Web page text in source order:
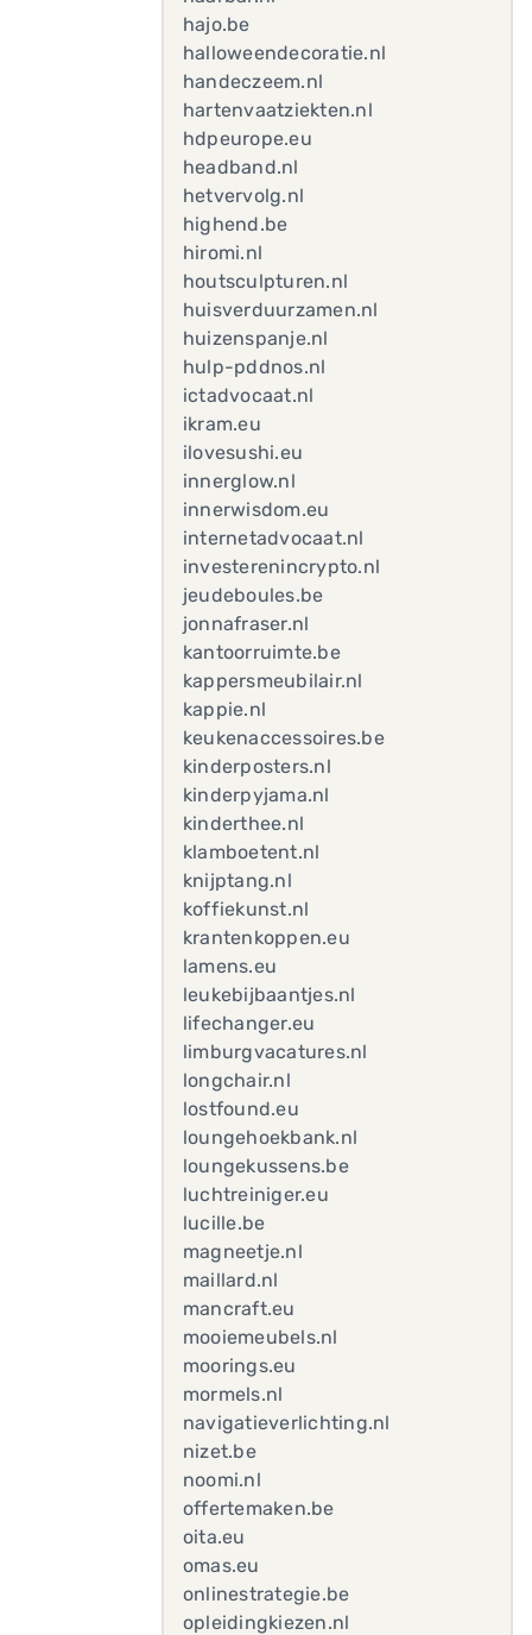
hajo.be
halloweendecoratie.nl
handeczeem.nl
hartenvaatziekten.nl
hdpeurope.eu
headband.nl
hetvervolg.nl
highend.be
hiromi.nl
houtsculpturen.nl
huisverduurzamen.nl
huizenspanje.nl
hulp-pddnos.nl
ictadvocaat.nl
ikram.eu
ilovesushi.eu
innerglow.nl
innerwisdom.eu
internetadvocaat.nl
investerenincrypto.nl
jeudeboules.be
jonnafraser.nl
kantoorruimte.be
kappersmeubilair.nl
kappie.nl
keukenaccessoires.be
kinderposters.nl
kinderpyjama.nl
kinderthee.nl
klamboetent.nl
knijptang.nl
koffiekunst.nl
krantenkoppen.eu
lamens.eu
leukebijbaantjes.nl
lifechanger.eu
limburgvacatures.nl
longchair.nl
lostfound.eu
loungehoekbank.nl
loungekussens.be
luchtreiniger.eu
lucille.be
magneetje.nl
maillard.nl
mancraft.eu
mooiemeubels.nl
moorings.eu
mormels.nl
navigatieverlichting.nl
nizet.be
noomi.nl
offertemaken.be
oita.eu
omas.eu
onlinestrategie.be
opleidingkiezen.nl